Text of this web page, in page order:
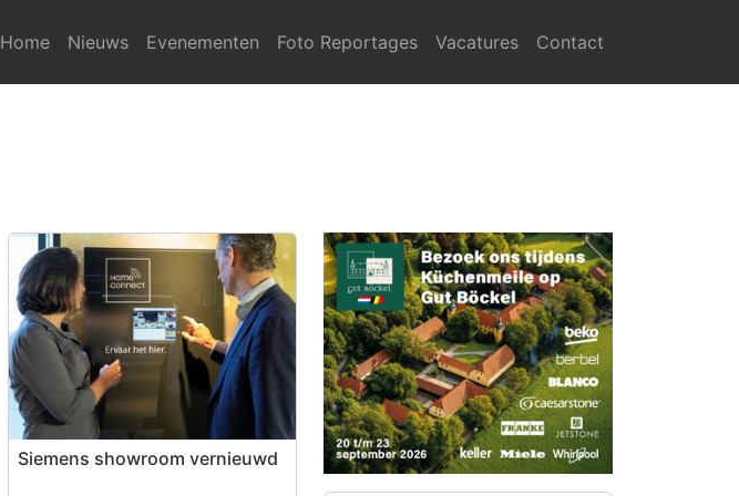
Home Nieuws Evenementen Foto Reportages Vacatures Contact
Siemens showroom vernieuwd